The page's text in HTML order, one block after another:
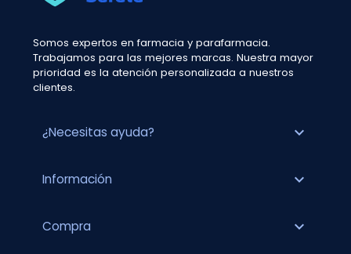
Somos expertos en farmacia y parafarmacia.
Trabajamos para las mejores marcas. Nuestra mayor
prioridad es la atención personalizada a nuestros
clientes.
¿Necesitas ayuda? expand_more
Información expand_more
Compra expand_more